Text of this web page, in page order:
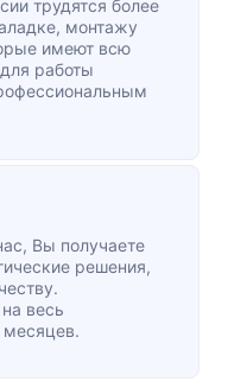
трудятся более
, монтажу
имеют всю
работы
Вы получаете
решения,
весь